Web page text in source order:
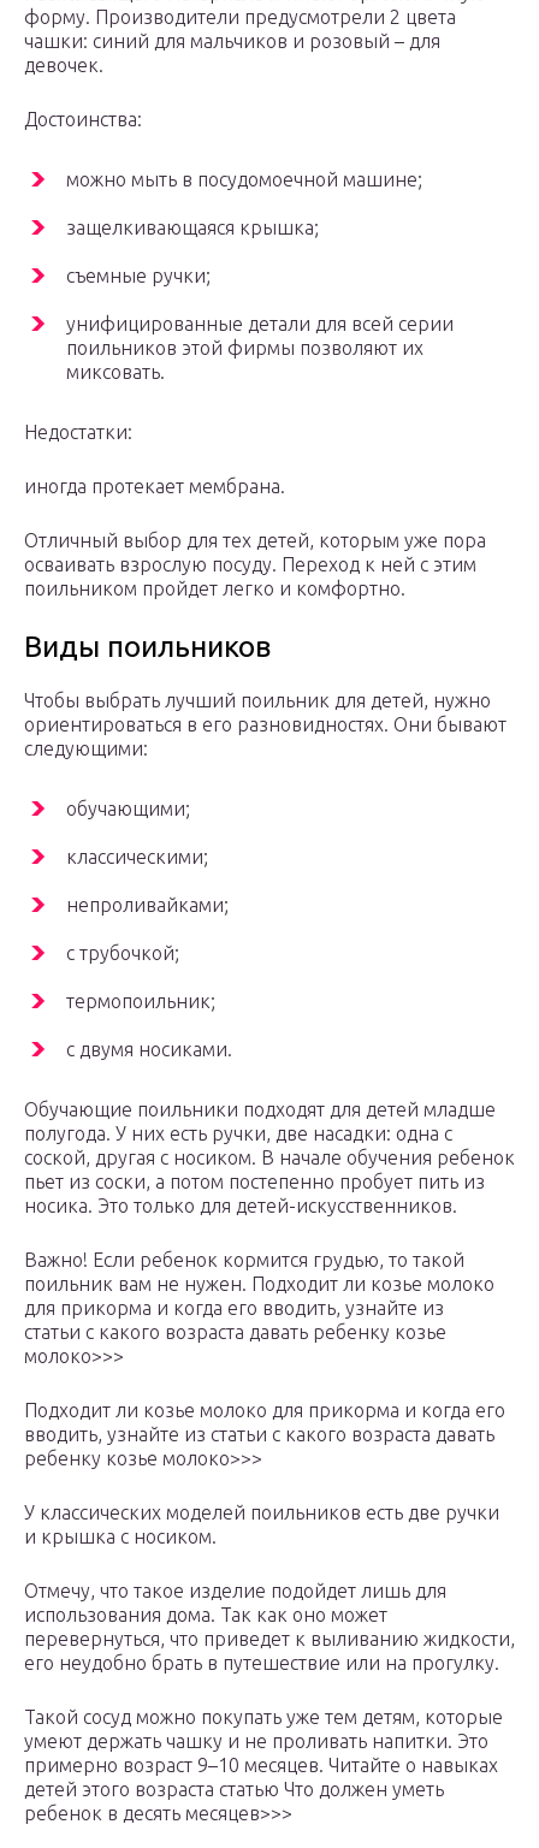
форму. Производители предусмотрели 2 цвета
чашки: синий для мальчиков и розовый – для
девочек.
Достоинства:
можно мыть в посудомоечной машине;
защелкивающаяся крышка;
съемные ручки;
унифицированные детали для всей серии
поильников этой фирмы позволяют их
миксовать.
Недостатки:
иногда протекает мембрана.
Отличный выбор для тех детей, которым уже пора
осваивать взрослую посуду. Переход к ней с этим
поильником пройдет легко и комфортно.
Виды поильников
Чтобы выбрать лучший поильник для детей, нужно
ориентироваться в его разновидностях. Они бывают
следующими:
обучающими;
классическими;
непроливайками;
с трубочкой;
термопоильник;
с двумя носиками.
Обучающие поильники подходят для детей младше
полугода. У них есть ручки, две насадки: одна с
соской, другая с носиком. В начале обучения ребенок
пьет из соски, а потом постепенно пробует пить из
носика. Это только для детей-искусственников.
Важно! Если ребенок кормится грудью, то такой
поильник вам не нужен. Подходит ли козье молоко
для прикорма и когда его вводить, узнайте из
статьи с какого возраста давать ребенку козье
молоко>>>
Подходит ли козье молоко для прикорма и когда его
вводить, узнайте из статьи с какого возраста давать
ребенку козье молоко>>>
У классических моделей поильников есть две ручки
и крышка с носиком.
Отмечу, что такое изделие подойдет лишь для
использования дома. Так как оно может
перевернуться, что приведет к выливанию жидкости,
его неудобно брать в путешествие или на прогулку.
Такой сосуд можно покупать уже тем детям, которые
умеют держать чашку и не проливать напитки. Это
примерно возраст 9–10 месяцев. Читайте о навыках
детей этого возраста статью Что должен уметь
ребенок в десять месяцев>>>